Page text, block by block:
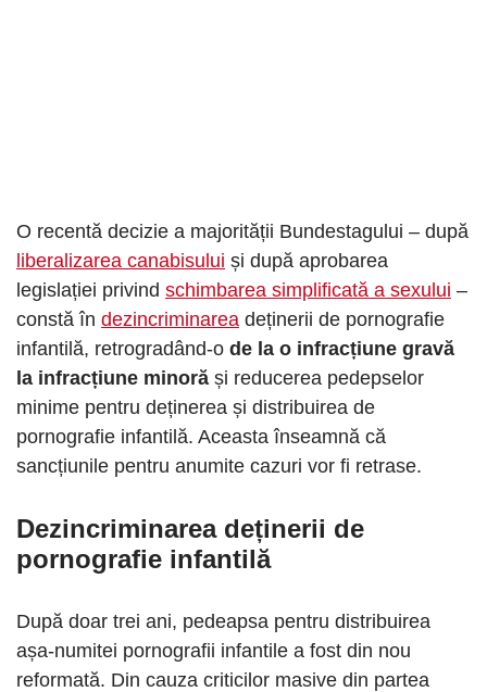
O recentă decizie a majorității Bundestagului – după
liberalizarea canabisului și după aprobarea
legislației privind schimbarea simplificată a sexului –
constă în dezincriminarea deținerii de pornografie
infantilă, retrogradând-o de la o infracțiune gravă
la infracțiune minoră și reducerea pedepselor
minime pentru deținerea și distribuirea de
pornografie infantilă. Aceasta înseamnă că
sancțiunile pentru anumite cazuri vor fi retrase.
Dezincriminarea deținerii de
pornografie infantilă
După doar trei ani, pedeapsa pentru distribuirea
așa-numitei pornografii infantile a fost din nou
reformată. Din cauza criticilor masive din partea